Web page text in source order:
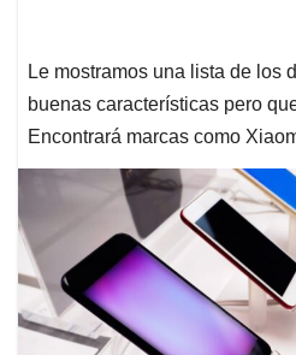
Le mostramos una lista de los
buenas características pero
Encontrará marcas como